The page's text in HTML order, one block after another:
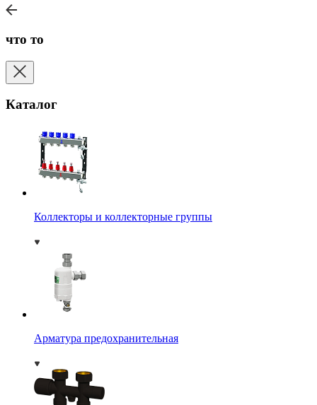
что то
Каталог
Коллекторы и коллекторные группы
Арматура предохранительная